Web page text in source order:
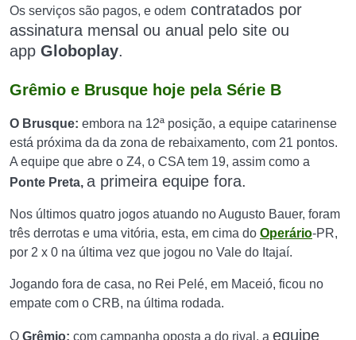
Os serviços são pagos, e odem contratados por
assinatura mensal ou anual pelo site ou
app Globoplay.
Grêmio e Brusque hoje pela Série B
O Brusque: embora na 12ª posição, a equipe catarinense
está próxima da da zona de rebaixamento, com 21 pontos.
A equipe que abre o Z4, o CSA tem 19, assim como a
Ponte Preta, a primeira equipe fora.
Nos últimos quatro jogos atuando no Augusto Bauer, foram
três derrotas e uma vitória, esta, em cima do Operário-PR,
por 2 x 0 na última vez que jogou no Vale do Itajaí.
Jogando fora de casa, no Rei Pelé, em Maceió, ficou no
empate com o CRB, na última rodada.
O Grêmio: com campanha oposta a do rival, a equipe